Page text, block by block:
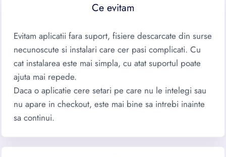
Ce evitam
Evitam aplicatii fara suport, fisiere descarcate din surse
necunoscute si instalari care cer pasi complicati. Cu
cat instalarea este mai simpla, cu atat suportul poate
ajuta mai repede.
Daca o aplicatie cere setari pe care nu le intelegi sau
nu apare in checkout, este mai bine sa intrebi inainte
sa continui.